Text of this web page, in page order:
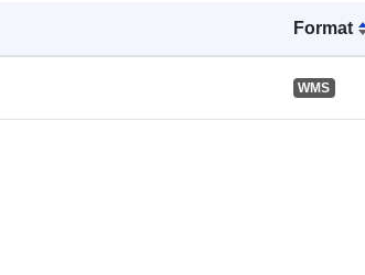
Format
WMS